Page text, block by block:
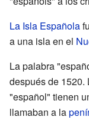
La Isla Española
a una isla en el
La palabra
después de
"español" tienen
llamaban a la